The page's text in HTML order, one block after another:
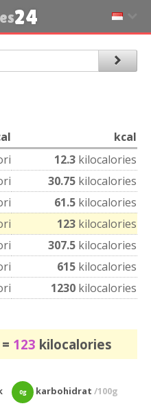
24
kcal
12.3 kilocalories
30.75 kilocalories
61.5 kilocalories
123 kilocalories
307.5 kilocalories
615 kilocalories
1230 kilocalories
123 kilocalories
0g karbohidrat/100g